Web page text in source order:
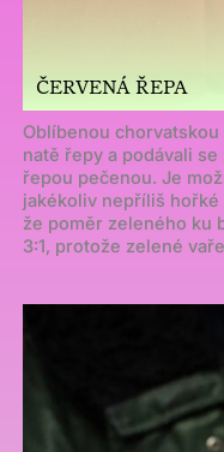
ČERVENÁ ŘEPA
Oblíbenou
natě řepy a podávali
řepou pečenou. Je
jakékoliv nepříliš hořké
že poměr zeleného ku
3:1, protože zelené